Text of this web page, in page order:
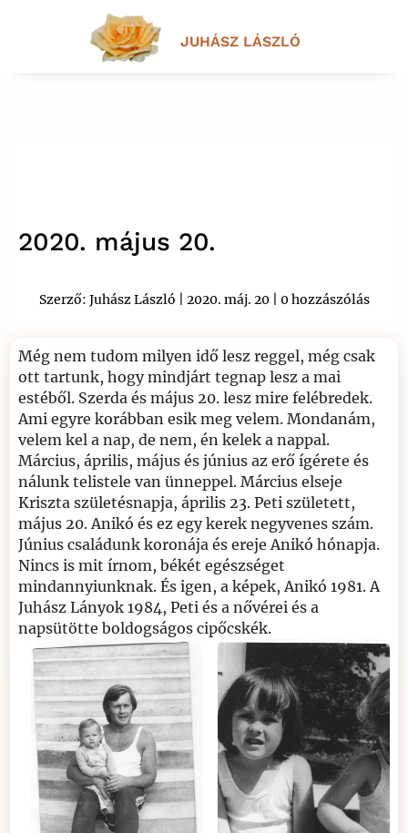
JUHÁSZ LÁSZLÓ
2020. május 20.
Szerző: Juhász László 2020. máj. 20| 0 hozzászólás
Még nem tudom milyen idő lesz reggel, még csak
ott tartunk, hogy mindjárt tegnap lesz a mai
estéből. Szerda és május 20. lesz mire felébredek.
Ami egyre korábban esik meg velem. Mondanám,
velem kel a nap, de nem, én kelek a nappal.
Március, április, május és június az erő ígérete és
nálunk telistele van ünneppel. Március elseje
Kriszta születésnapja, április 23. Peti született,
május 20. Anikó és ez egy kerek negyvenes szám.
Június családunk koronája és ereje Anikó hónapja.
Nincs is mit írnom, békét egészséget
mindannyiunknak. És igen, a képek, Anikó 1981. A
Juhász Lányok 1984, Peti és a nővérei és a
napsütötte boldogságos cipőcskék.